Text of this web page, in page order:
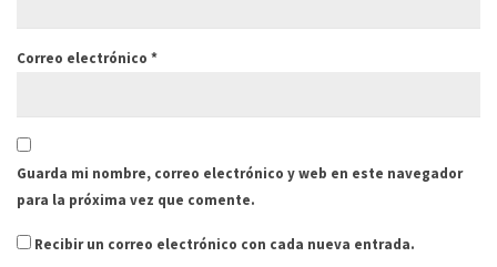
Correo electrónico *
Guarda mi nombre, correo electrónico y web en este navegador
para la próxima vez que comente.
Recibir un correo electrónico con cada nueva entrada.